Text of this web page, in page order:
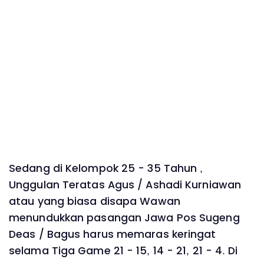
Sedang di Kelompok 25 - 35 Tahun ,
Unggulan Teratas Agus / Ashadi Kurniawan
atau yang biasa disapa Wawan
menundukkan pasangan Jawa Pos Sugeng
Deas / Bagus harus memaras keringat
selama Tiga Game 21 - 15, 14 - 21, 21 - 4. Di